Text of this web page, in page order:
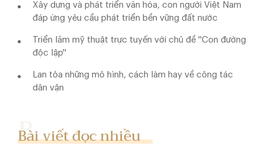
Xây dựng và phát triển văn hóa, con người Việt Nam
đáp ứng yêu cầu phát triển bền vững đất nước
Triển lãm mỹ thuật trực tuyến với chủ đề ''Con đường
độc lập''
Lan tỏa những mô hình, cách làm hay về công tác
dân vận
Bài viết đọc nhiều